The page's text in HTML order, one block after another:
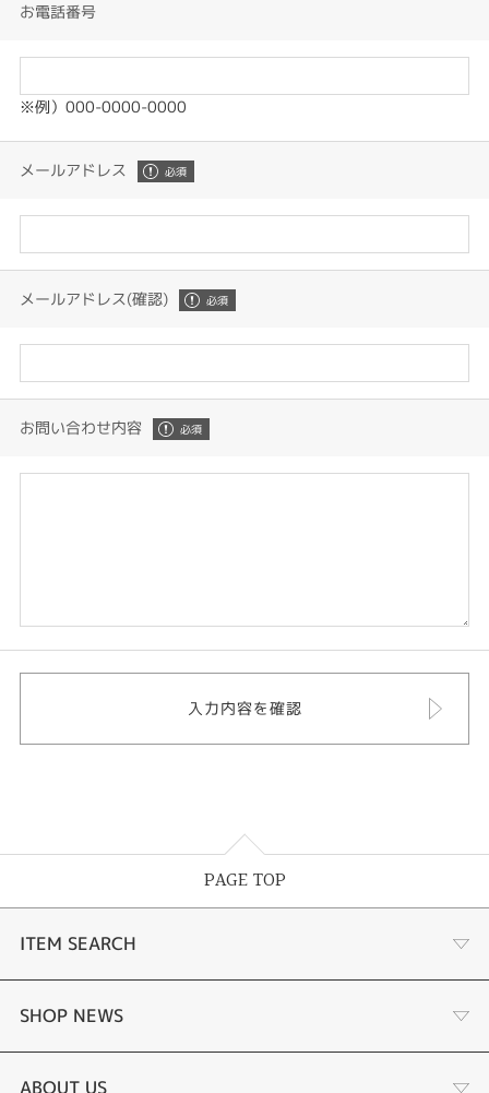
お電話番号
※例）000-0000-0000
メールアドレス
メールアドレス(確認)
お問い合わせ内容
PAGE TOP
ITEM SEARCH
婚約指輪
手作り婚約指輪
SHOP NEWS
デジタルジュエリー®とは
ABOUT US